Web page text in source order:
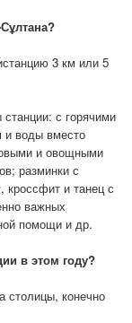
3 км или 5
с горячими
и воды вместо
и овощными
разминки с
кроссфит и танец с
важных
помощи и др.
в этом году?
столицы, конечно